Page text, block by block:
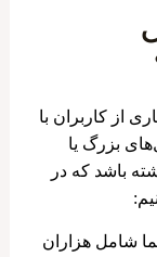
از کاربران با
بزرگ یا
باشد که در
شامل هزاران